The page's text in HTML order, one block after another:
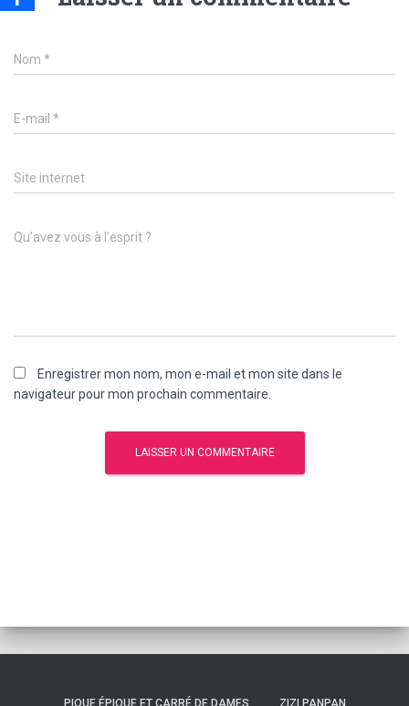
Nom *
E-mail *
Site internet
Qu’avez vous à l’esprit ?
Enregistrer mon nom, mon e-mail et mon site dans le
navigateur pour mon prochain commentaire.
PIQUE ÉPIQUE ET CARRÉ DE DAMES ZIZI PANPAN